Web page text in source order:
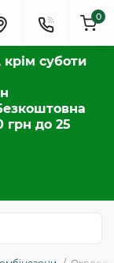
суботи
грн до 25
0